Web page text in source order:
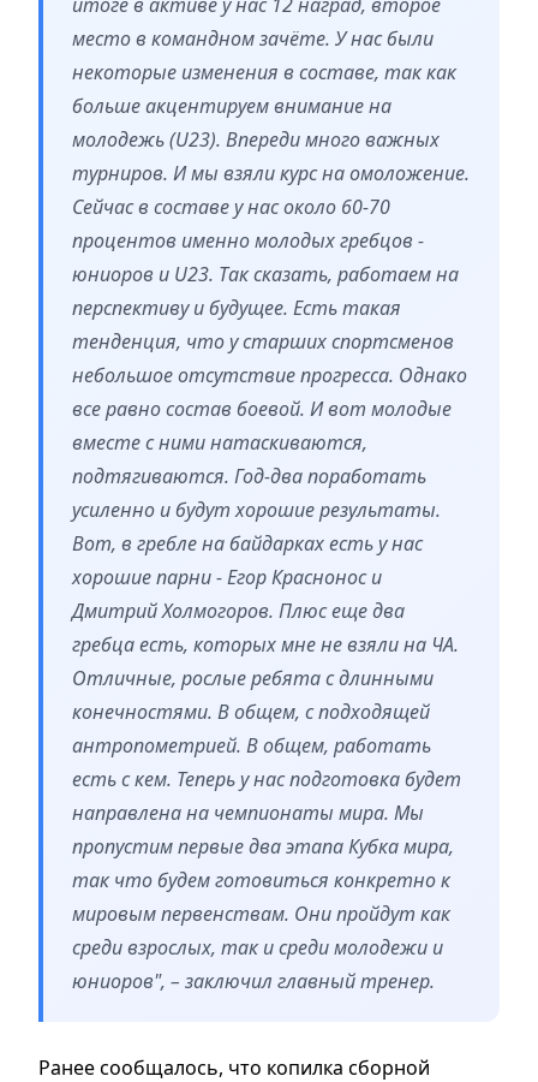
место в командном зачёте. У нас были
некоторые изменения в составе, так как
больше акцентируем внимание на
молодежь (U23). Впереди много важных
турниров. И мы взяли курс на омоложение.
Сейчас в составе у нас около 60-70
процентов именно молодых гребцов -
юниоров и U23. Так сказать, работаем на
перспективу и будущее. Есть такая
тенденция, что у старших спортсменов
небольшое отсутствие прогресса. Однако
все равно состав боевой. И вот молодые
вместе с ними натаскиваются,
подтягиваются. Год-два поработать
усиленно и будут хорошие результаты.
Вот, в гребле на байдарках есть у нас
хорошие парни - Егор Краснонос и
Дмитрий Холмогоров. Плюс еще два
гребца есть, которых мне не взяли на ЧА.
Отличные, рослые ребята с длинными
конечностями. В общем, с подходящей
антропометрией. В общем, работать
есть с кем. Теперь у нас подготовка будет
направлена на чемпионаты мира. Мы
пропустим первые два этапа Кубка мира,
так что будем готовиться конкретно к
мировым первенствам. Они пройдут как
среди взрослых, так и среди молодежи и
юниоров", – заключил главный тренер.
Ранее сообщалось, что копилка сборной